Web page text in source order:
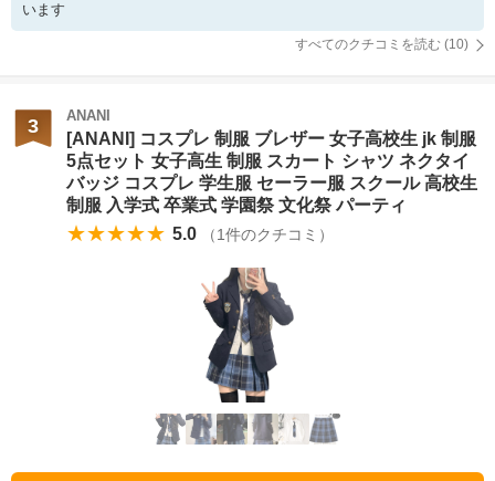
います
すべてのクチコミを読む (10)
3 ANANI
[ANANI] コスプレ 制服 ブレザー 女子高校生 jk 制服
5点セット 女子高生 制服 スカート シャツ ネクタイ
バッジ コスプレ 学生服 セーラー服 スクール 高校生
制服 入学式 卒業式 学園祭 文化祭 パーティ
★★★★★ 5.0 （1件のクチコミ）